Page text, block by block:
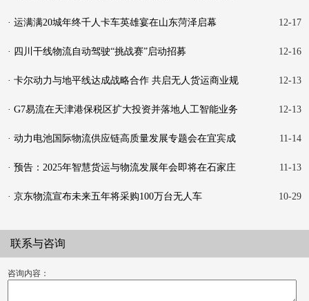
· 运满满20城年终千人卡车英雄宴在山东菏泽启幕 12-17
· 四川干线物流自动驾驶“挑战赛”启动招募 12-16
· 卡尔动力与地平线达成战略合作 共启无人货运商业规
12-13
· G7易流在天津港保税区扩大投资并落地人工智能业务 12-13
· 动力电池国际物流供应链高质量发展专题会在宜宾成
11-14
· 预告：2025年智慧货运与物流发展年会即将在石家庄
11-13
· 京东物流宣布未来五年将采购100万台无人车 10-29
联系与咨询
咨询内容：